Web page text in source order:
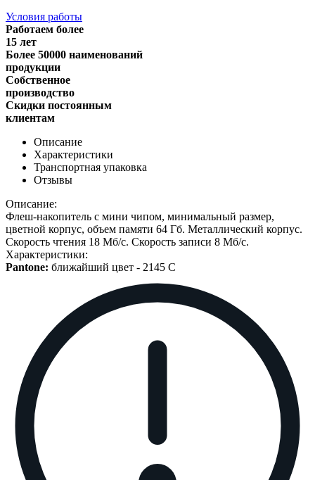
Условия работы
Работаем более
15 лет
Более 50000 наименований
продукции
Собственное
производство
Скидки постоянным
клиентам
Описание
Характеристики
Транспортная упаковка
Отзывы
Описание:
Флеш-накопитель с мини чипом, минимальный размер,
цветной корпус, объем памяти 64 Гб. Металлический корпус.
Cкорость чтения 18 Мб/с. Скорость записи 8 Мб/с.
Характеристики:
Pantone: ближайший цвет - 2145 C